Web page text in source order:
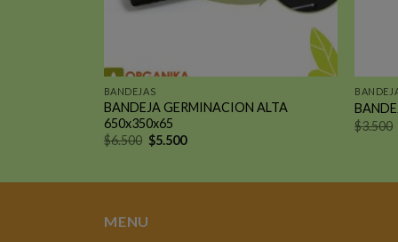
BANDEJAS
BANDEJA GERMINACION ALTA
650x350x65
$6.500 El
precio
$5.500El
$3.500
MENU